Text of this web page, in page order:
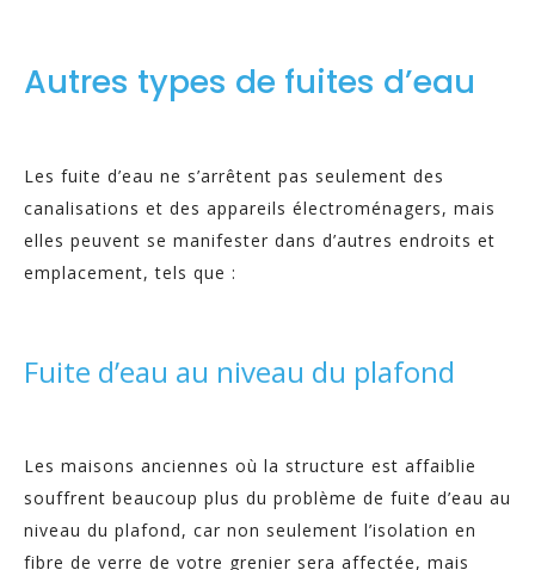
Autres types de fuites d’eau
Les fuite d’eau ne s’arrêtent pas seulement des
canalisations et des appareils électroménagers, mais
elles peuvent se manifester dans d’autres endroits et
emplacement, tels que :
Fuite d’eau au niveau du plafond
Les maisons anciennes où la structure est affaiblie
souffrent beaucoup plus du problème de fuite d’eau au
niveau du plafond, car non seulement l’isolation en
fibre de verre de votre grenier sera affectée, mais